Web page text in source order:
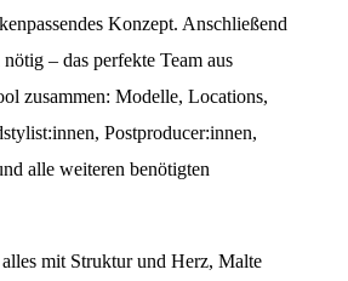
Konzept. Anschließend
– das perfekte Team aus
zusammen: Modelle, Locations,
Postproducer:innen,
alle weiteren benötigten
alles mit Struktur und Herz, Malte